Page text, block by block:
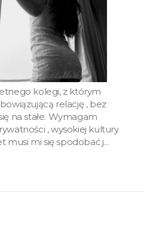
kolegi, z którym
relację , bez
na stałe. Wymagam
, wysokiej kultury
musi mi się spodobać j...